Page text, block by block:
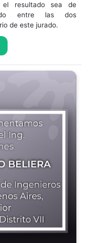
el resultado sea de
entre las dos
de este jurado.